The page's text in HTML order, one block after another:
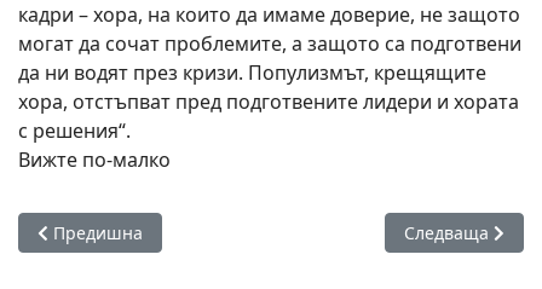
кадри – хора, на които да имаме доверие, не защото
могат да сочат проблемите, а защото са подготвени
да ни водят през кризи. Популизмът, крещящите
хора, отстъпват пред подготвените лидери и хората
с решения“.
Вижте по-малко
Предишна статия: VII издание на фестивала „Велека
Предишна Следваща
Следваща